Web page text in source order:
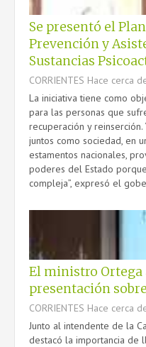
Se presentó el
Prevención y
Sustancias
CORRIENTES Hace cerca
La iniciativa tiene como
para las personas que
recuperación y reinserción.
juntos como sociedad, en
estamentos nacionales,
poderes del Estado
compleja”, expresó el
El ministro Ortega
presentación
CORRIENTES Hace cerca
Junto al intendente de la
destacó la importancia de